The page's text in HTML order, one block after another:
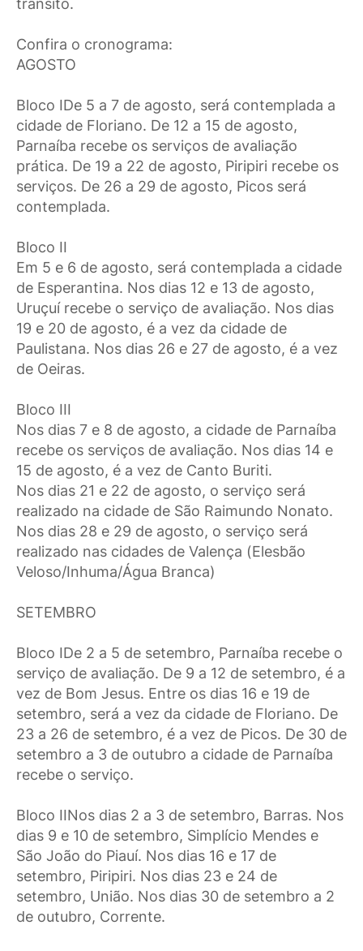
Confira o cronograma:
AGOSTO
Bloco IDe 5 a 7 de agosto, será contemplada a
cidade de Floriano. De 12 a 15 de agosto,
Parnaíba recebe os serviços de avaliação
prática. De 19 a 22 de agosto, Piripiri recebe os
serviços. De 26 a 29 de agosto, Picos será
contemplada.
Bloco II
Em 5 e 6 de agosto, será contemplada a cidade
de Esperantina. Nos dias 12 e 13 de agosto,
Uruçuí recebe o serviço de avaliação. Nos dias
19 e 20 de agosto, é a vez da cidade de
Paulistana. Nos dias 26 e 27 de agosto, é a vez
de Oeiras.
Bloco III
Nos dias 7 e 8 de agosto, a cidade de Parnaíba
recebe os serviços de avaliação. Nos dias 14 e
15 de agosto, é a vez de Canto Buriti.
Nos dias 21 e 22 de agosto, o serviço será
realizado na cidade de São Raimundo Nonato.
Nos dias 28 e 29 de agosto, o serviço será
realizado nas cidades de Valença (Elesbão
Veloso/Inhuma/Água Branca)
SETEMBRO
Bloco IDe 2 a 5 de setembro, Parnaíba recebe o
serviço de avaliação. De 9 a 12 de setembro, é a
vez de Bom Jesus. Entre os dias 16 e 19 de
setembro, será a vez da cidade de Floriano. De
23 a 26 de setembro, é a vez de Picos. De 30 de
setembro a 3 de outubro a cidade de Parnaíba
recebe o serviço.
Bloco IINos dias 2 a 3 de setembro, Barras. Nos
dias 9 e 10 de setembro, Simplício Mendes e
São João do Piauí. Nos dias 16 e 17 de
setembro, Piripiri. Nos dias 23 e 24 de
setembro, União. Nos dias 30 de setembro a 2
de outubro, Corrente.